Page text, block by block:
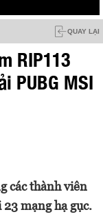
QUAY LẠI
RIP113
PUBG MSI
các thành viên
mạng hạ gục.